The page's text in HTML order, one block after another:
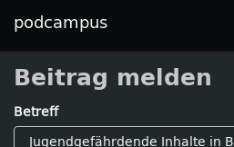
podcampus
Beitrag melden
Betreff